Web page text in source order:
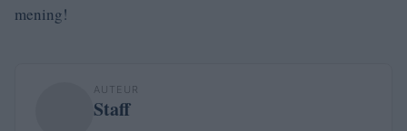
mening!
AUTEUR
Staff